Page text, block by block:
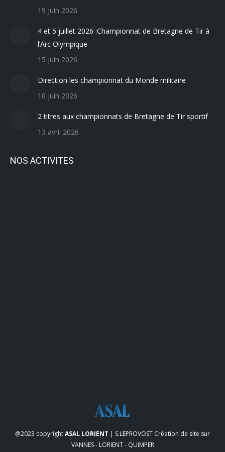
19 juin 2026
4 et 5 juillet 2026 :Championnat de Bretagne de Tir à
l’Arc Olympique
15 juin 2026
Direction les championnat du Monde militaire
10 juin 2026
2 titres aux championnats de Bretagne de Tir sportif
13 avril 2026
NOS ACTIVITES
@2023 copyrightASAL LORIENT | S.LEPROVOST Création de site sur
VANNES - LORIENT - QUIMPER